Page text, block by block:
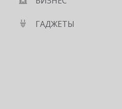
ГАДЖЕТЫ